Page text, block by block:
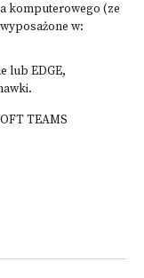
komputerowego (ze
w:
lub EDGE,
TEAMS